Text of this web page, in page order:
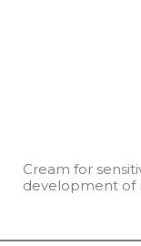
Cream for
development of